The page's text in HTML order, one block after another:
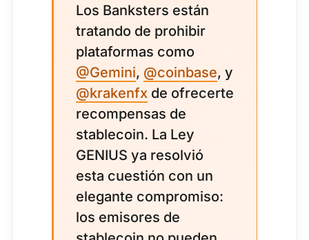
Los Banksters están
tratando de prohibir
plataformas como
@Gemini, @coinbase, y
@krakenfx de ofrecerte
recompensas de
stablecoin. La Ley
GENIUS ya resolvió
esta cuestión con un
elegante compromiso:
los emisores de